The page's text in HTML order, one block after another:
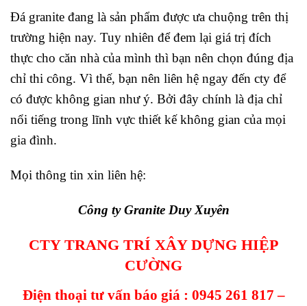
Đá granite đang là sản phẩm được ưa chuộng trên thị
trường hiện nay. Tuy nhiên để đem lại giá trị đích
thực cho căn nhà của mình thì bạn nên chọn đúng địa
chỉ thi công. Vì thế, bạn nên liên hệ ngay đến cty để
có được không gian như ý. Bởi đây chính là địa chỉ
nổi tiếng trong lĩnh vực thiết kế không gian của mọi
gia đình.
Mọi thông tin xin liên hệ:
Công ty Granite Duy Xuyên
CTY TRANG TRÍ XÂY DỰNG HIỆP
CƯỜNG
Điện thoại tư vấn báo giá : 0945 261 817 –